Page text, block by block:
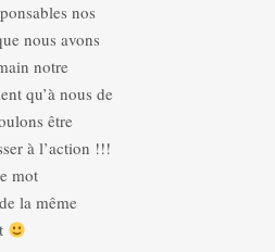
nos
nous avons
notre
qu’à nous de
être
à l’action !!!
mot
la même